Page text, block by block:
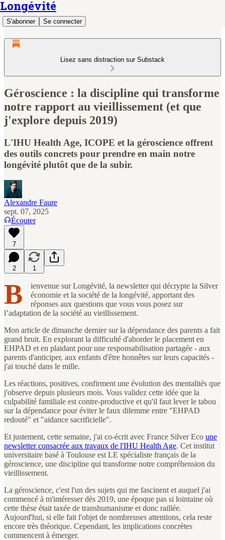
Longévité
S'abonner Se connecter
Lisez sans distraction sur Substack
Géroscience : la discipline qui transforme
notre rapport au vieillissement (et que
j'explore depuis 2019)
L'IHU Health Age, ICOPE et la géroscience offrent
des outils concrets pour prendre en main notre
longévité plutôt que de la subir.
Alexandre Faure
sept. 07, 2025
Écouter
7
2 1
B
ienvenue sur Longévité, la newsletter qui décrypte la Silver
économie et la société de la longévité, apportant des
réponses aux questions que vous vous posez sur
l’adaptation de la société au vieillissement.
Mon article de dimanche dernier sur la dépendance des parents a fait
grand bruit. En explorant la difficulté d'aborder le placement en
EHPAD et en plaidant pour une responsabilisation partagée - aux
parents d'anticiper, aux enfants d'être honnêtes sur leurs capacités -
j'ai touché dans le mille.
Les réactions, positives, confirment une évolution des mentalités que
j'observe depuis plusieurs mois. Vous validez cette idée que la
culpabilité familiale est contre-productive et qu'il faut lever le tabou
sur la dépendance pour éviter le faux dilemme entre "EHPAD
redouté" et "aidance sacrificielle".
Et justement, cette semaine, j'ai co-écrit avec France Silver Eco une
newsletter consacrée aux travaux de l'IHU Health Age. Cet institut
universitaire basé à Toulouse est LE spécialiste français de la
géroscience, une discipline qui transforme notre compréhension du
vieillissement.
La géroscience, c'est l'un des sujets qui me fascinent et auquel j'ai
commencé à m'intéresser dès 2019, une époque pas si lointaine où
cette thèse était taxée de transhumanisme et donc raillée.
Aujourd'hui, si elle fait l'objet de nombreuses attentions, cela reste
encore très théorique. Cependant, les implications concrètes
commencent à émerger.